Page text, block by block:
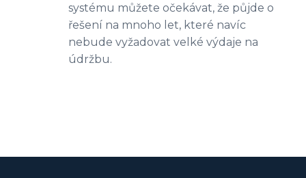
systému můžete očekávat, že půjde o
řešení na mnoho let, které navíc
nebude vyžadovat velké výdaje na
údržbu.